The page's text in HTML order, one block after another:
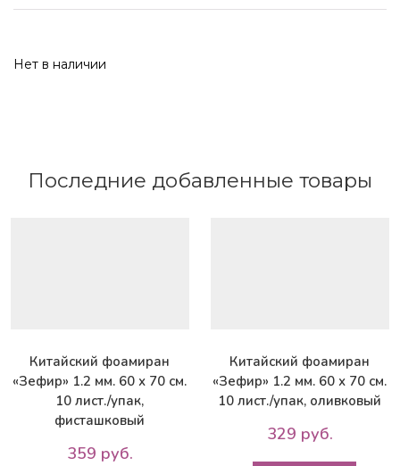
Нет в наличии
Последние добавленные товары
Китайский фоамиран
«Зефир» 1.2 мм. 60 х 70 см.
10 лист./упак,
фисташковый
359 руб.
Китайский фоамиран
«Зефир» 1.2 мм. 60 х 70 см.
10 лист./упак, оливковый
329 руб.